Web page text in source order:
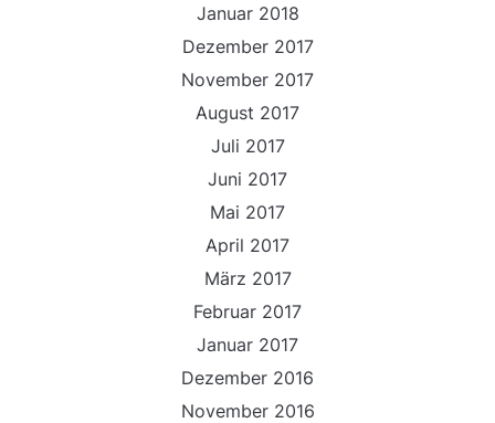
Januar 2018
Dezember 2017
November 2017
August 2017
Juli 2017
Juni 2017
Mai 2017
April 2017
März 2017
Februar 2017
Januar 2017
Dezember 2016
November 2016